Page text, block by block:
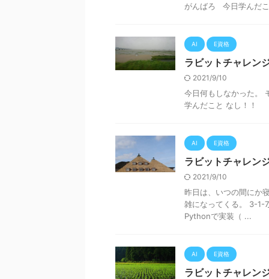
がんばろ 今日学んだ
AI E資格
ラビットチャレン
2021/9/10
今日何もしなかった。
学んだこと なし！！
AI E資格
ラビットチャレン
2021/9/10
昨日は、いつの間にか
雑になってくる。 3-
Pythonで実装（ ...
AI E資格
ラビットチャレン